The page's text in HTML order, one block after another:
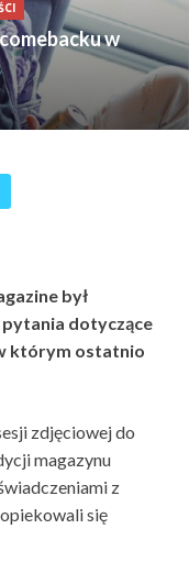
w
był
pytania dotyczące
którym ostatnio
zdjęciowej do
magazynu
z
się